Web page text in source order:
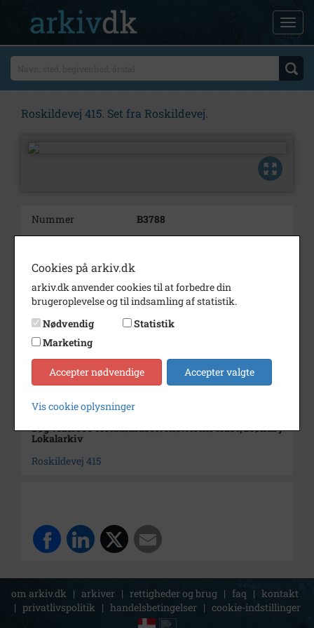
Roskildevej 415. Set fra Roskildevej.
Nummer
B3788
Beskrivelse
Set fra Roskildevej.
Periode
1959 - 1961
Dateringsnote
Uden år (ca. 1961)
Fotograf
Ukendt
Arkiv
Forstadsmuseet Historiens
Søg videre i Forstadsmuseet Historiens Huse, Brøndby
Lokalarkiv
Roskildevej 415
om arkiv.dk | arkiver | rettigheder og brug | faq | kontakt
| privatlivspolitik | handelsbetingelser | cookie-indstillinger
Cookies på arkiv.dk
arkiv.dk anvender cookies til at forbedre din
brugeroplevelse og til indsamling af statistik.
Nødvendig
Statistik
Marketing
Accepter nødvendige Accepter valgte
Vis cookie oplysninger